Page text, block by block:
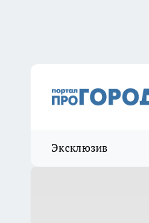
Эксклюзив